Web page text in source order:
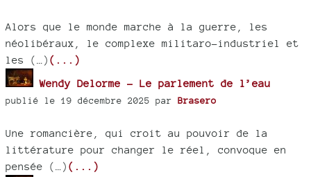
Alors que le monde marche à la guerre, les
néolibéraux, le complexe militaro-industriel et
les (…) (...)
Wendy Delorme - Le parlement de l’eau
publié le 19 décembre 2025 par Brasero
Une romancière, qui croit au pouvoir de la
littérature pour changer le réel, convoque en
pensée (…) (...)